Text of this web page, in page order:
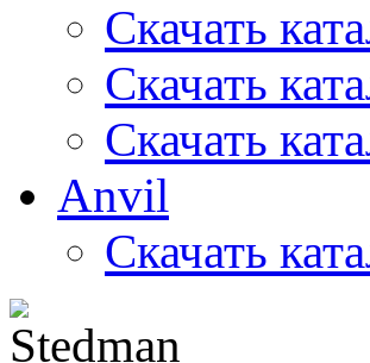
Скачать
Скачать
Скачать
Anvil
Скачать